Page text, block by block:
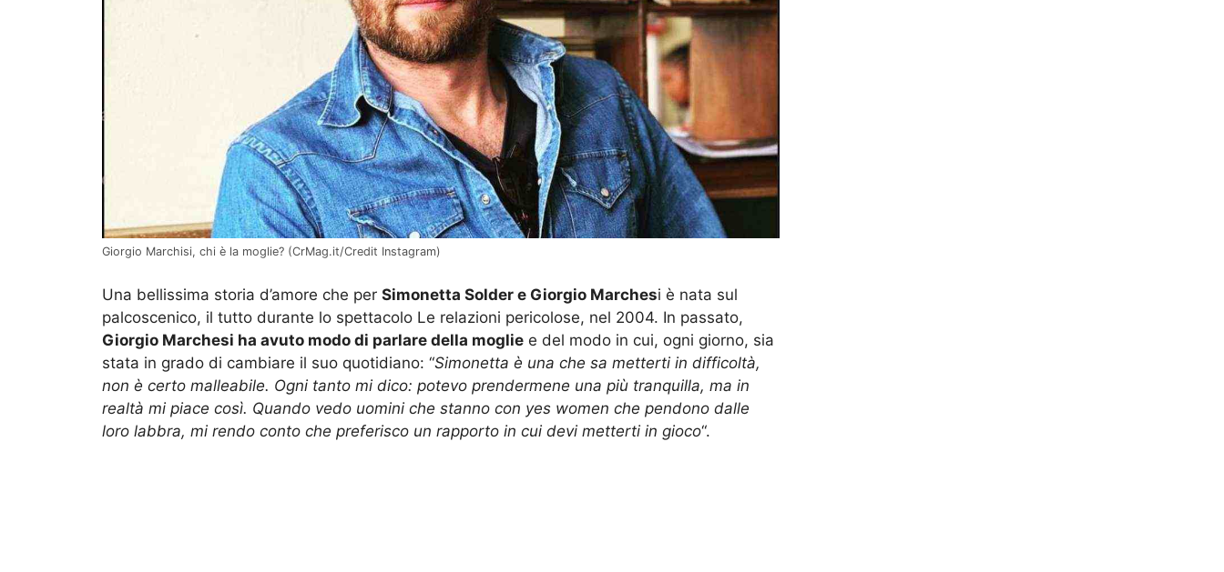
Giorgio Marchisi, chi è la moglie? (CrMag.it/Credit Instagram)
Una bellissima storia d’amore che per Simonetta Solder e Giorgio Marchesi è nata sul
palcoscenico, il tutto durante lo spettacolo Le relazioni pericolose, nel 2004. In passato,
Giorgio Marchesi ha avuto modo di parlare della moglie e del modo in cui, ogni giorno, sia
stata in grado di cambiare il suo quotidiano: “Simonetta è una che sa metterti in difficoltà,
non è certo malleabile. Ogni tanto mi dico: potevo prendermene una più tranquilla, ma in
realtà mi piace così. Quando vedo uomini che stanno con yes women che pendono dalle
loro labbra, mi rendo conto che preferisco un rapporto in cui devi metterti in gioco“.